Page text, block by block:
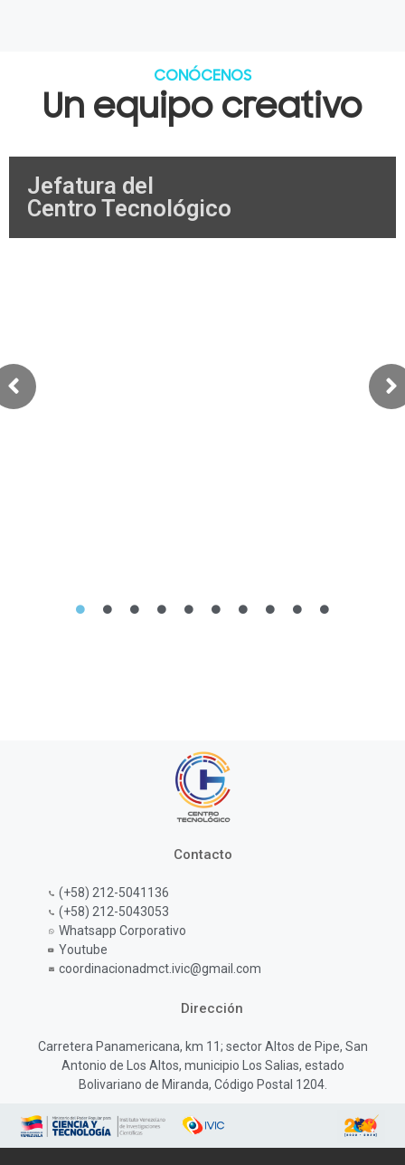
CONÓCENOS
Un equipo creativo
Jefatura del
Centro Tecnológico
Contacto
(+58) 212-5041136
(+58) 212-5043053
Whatsapp Corporativo
Youtube
coordinacionadmct.ivic@gmail.com
Dirección
Carretera Panamericana, km 11; sector Altos de Pipe, San
Antonio de Los Altos, municipio Los Salias, estado
Bolivariano de Miranda, Código Postal 1204.